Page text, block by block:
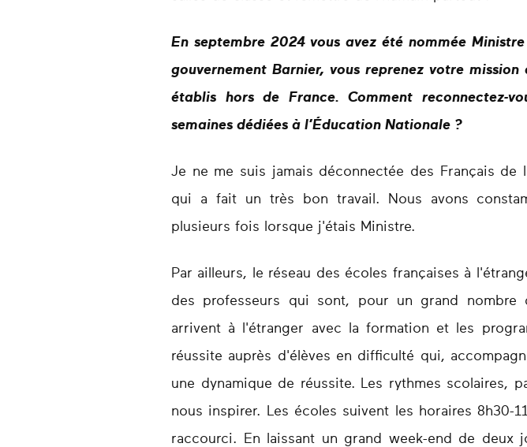
En septembre 2024 vous avez été nommée
gouvernement Barnier, vous reprenez votre
établis hors de France. Comment reconnectez-
semaines dédiées à l’Éducation Nationale ?
Je ne me suis jamais déconnectée des Français de
qui a fait un très bon travail. Nous avons
plusieurs fois lorsque j'étais Ministre.
Par ailleurs, le réseau des écoles françaises à
des professeurs qui sont, pour un grand nombre
arrivent à l'étranger avec la formation et les
réussite auprès d'élèves en difficulté qui,
une dynamique de réussite. Les rythmes scolaires,
nous inspirer. Les écoles suivent les horaires 8h30-
raccourci. En laissant un grand week-end de